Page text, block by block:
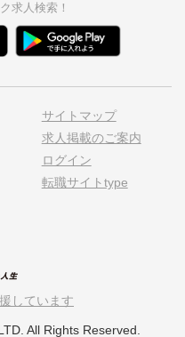
求人検索！
サイトマップ
求人掲載のご案内
ログイン
転職サイトtype
しています
All Rights Reserved.